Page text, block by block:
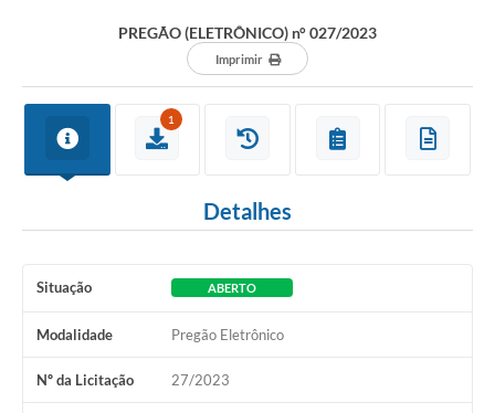
PREGÃO (ELETRÔNICO) n° 027/2023
Imprimir
1
Detalhes
Situação ABERTO
Modalidade Pregão Eletrônico
Nº da Licitação 27/2023